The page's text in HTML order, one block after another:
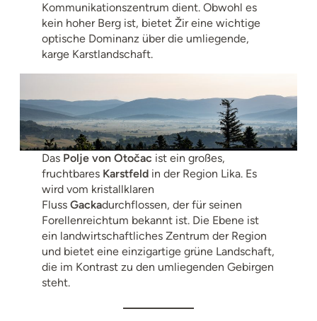
Kommunikationszentrum dient. Obwohl es
kein hoher Berg ist, bietet Žir eine wichtige
optische Dominanz über die umliegende,
karge Karstlandschaft.
Das Polje von Otočac ist ein großes,
fruchtbares Karstfeld in der Region Lika. Es
wird vom kristallklaren
FlussGackadurchflossen, der für seinen
Forellenreichtum bekannt ist. Die Ebene ist
ein landwirtschaftliches Zentrum der Region
und bietet eine einzigartige grüne Landschaft,
die im Kontrast zu den umliegenden Gebirgen
steht.